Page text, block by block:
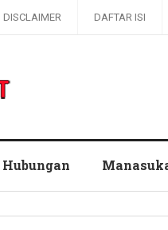
DISCLAIMER DAFTAR ISI